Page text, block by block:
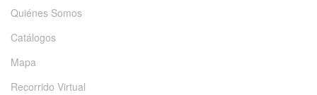
Quiénes Somos
Catálogos
Mapa
Recorrido Virtual